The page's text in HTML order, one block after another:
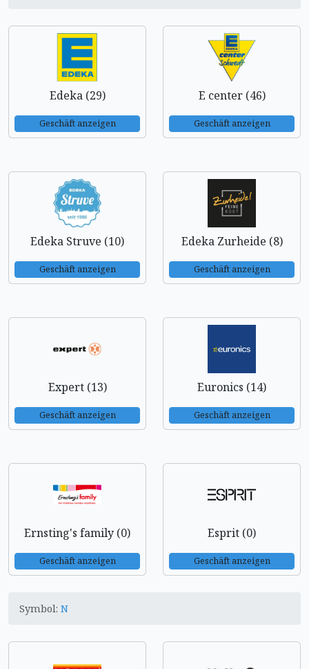
Edeka (29)
Geschäft anzeigen
E center (46)
Geschäft anzeigen
Edeka Struve (10)
Geschäft anzeigen
Edeka Zurheide (8)
Geschäft anzeigen
Expert (13)
Geschäft anzeigen
Euronics (14)
Geschäft anzeigen
Ernsting's family (0)
Geschäft anzeigen
Esprit (0)
Geschäft anzeigen
Symbol: N